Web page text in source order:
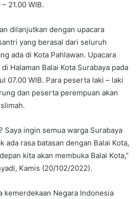
21.00 WIB.
dilanjutkan dengan upacara
yang berasal dari seluruh
ada di Kota Pahlawan. Upacara
Halaman Balai Kota Surabaya pada
07.00 WIB. Para peserta laki – laki
dan peserta perempuan akan
Saya ingin semua warga Surabaya
ada rasa batasan dengan Balai Kota,
kita akan membuka Balai Kota,”
Kamis (20/102/2022).
kemerdekaan Negara Indonesia